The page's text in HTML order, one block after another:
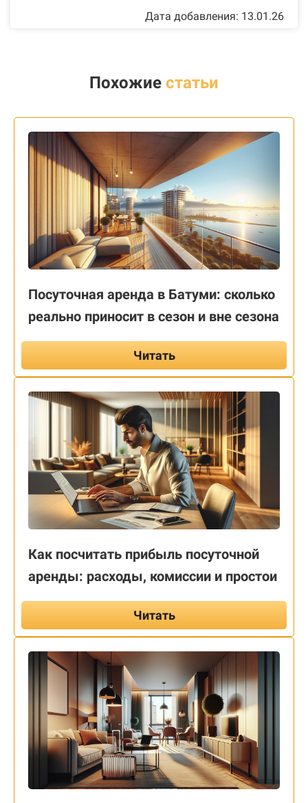
Дата добавления: 13.01.26
Похожие статьи
Посуточная аренда в Батуми: сколько
реально приносит в сезон и вне сезона
Читать
Как посчитать прибыль посуточной
аренды: расходы, комиссии и простои
Читать